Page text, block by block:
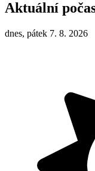
Aktuální
dnes, pátek 7. 8. 2026